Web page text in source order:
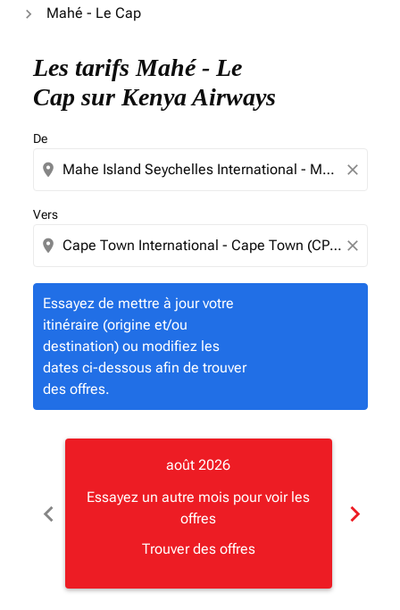
Mahé - Le Cap
Les tarifs Mahé - Le
Cap sur Kenya Airways
De
location_on close
Vers
location_on close
Essayez de mettre à jour votre
itinéraire (origine et/ou
destination) ou modifiez les
dates ci-dessous afin de trouver
des offres.
Essayez de mettre à jour votre itinéraire (origine et/
chevron_left
août 2026
Essayez un autre mois pour voir les
offres
Trouver des offres
chevron_right